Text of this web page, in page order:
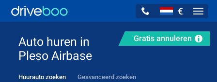
€
Gratis annuleren
Auto huren in
Pleso Airbase
Huurauto zoeken Geavanceerd zoeken